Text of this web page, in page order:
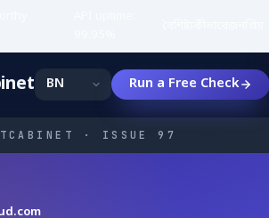
Run a Free Check
· ISSUE 97